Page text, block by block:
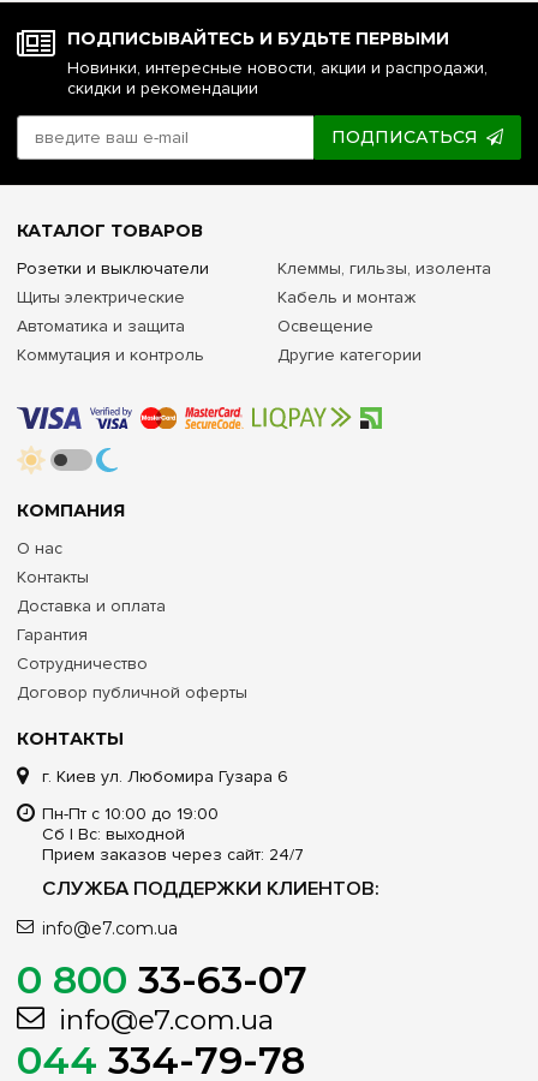
ПОДПИСЫВАЙТЕСЬ И БУДЬТЕ ПЕРВЫМИ
Новинки, интересные новости, акции и распродажи,
скидки и рекомендации
ПОДПИСАТЬСЯ
КОНТАКТЫ
г. Киев ул. Любомира Гузара 6
Пн-Пт с 10:00 до 19:00
Сб | Вс: выходной
Прием заказов через сайт: 24/7
СЛУЖБА ПОДДЕРЖКИ КЛИЕНТОВ:
info@e7.com.ua
0 800 33-63-07
info@e7.com.ua
044 334-79-78
КОМПАНИЯ
О нас
Контакты
Доставка и оплата
Гарантия
Сотрудничество
Договор публичной оферты
КАТАЛОГ ТОВАРОВ
Розетки и выключатели
Щиты электрические
Автоматика и защита
Коммутация и контроль
Клеммы, гильзы, изолента
Кабель и монтаж
Освещение
Другие категории